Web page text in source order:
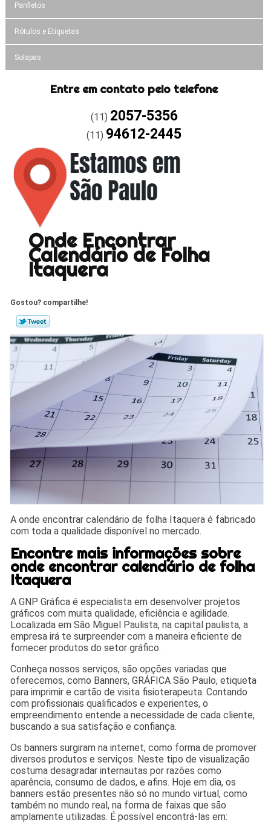
Panfletos
Rótulos e Etiquetas
Solapas
Entre em contato pelo telefone
(11) 2057-5356
(11) 94612-2445
Onde Encontrar
Calendário de Folha
Itaquera
Gostou? compartilhe!
A onde encontrar calendário de folha Itaquera é fabricado
com toda a qualidade disponível no mercado.
Encontre mais informações sobre
onde encontrar calendário de folha
Itaquera
A GNP Gráfica é especialista em desenvolver projetos
gráficos com muita qualidade, eficiência e agilidade.
Localizada em São Miguel Paulista, na capital paulista, a
empresa irá te surpreender com a maneira eficiente de
fornecer produtos do setor gráfico.
Conheça nossos serviços, são opções variadas que
oferecemos, como Banners, GRÁFICA São Paulo, etiqueta
para imprimir e cartão de visita fisioterapeuta. Contando
com profissionais qualificados e experientes, o
empreendimento entende a necessidade de cada cliente,
buscando a sua satisfação e confiança.
Os banners surgiram na internet, como forma de promover
diversos produtos e serviços. Neste tipo de visualização
costuma desagradar internautas por razões como
aparência, consumo de dados, e afins. Hoje em dia, os
banners estão presentes não só no mundo virtual, como
também no mundo real, na forma de faixas que são
amplamente utilizadas. É possível encontrá-las em: